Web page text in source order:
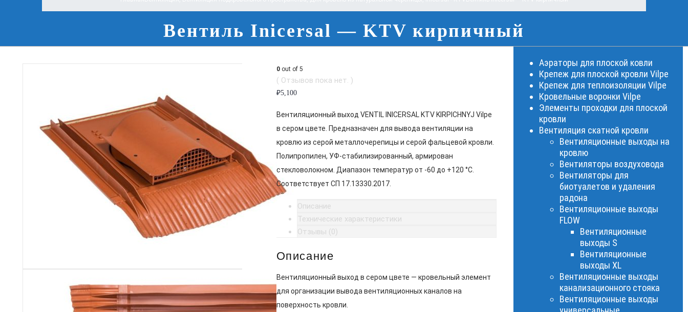
Вентиль Inicersal — KTV кирпичный
0out of 5
( Отзывов пока нет. )
₽5,100
Вентиляционный выход VENTIL INICERSAL KTV KIRPICHNYJ Vilpe
в сером цвете. Предназначен для вывода вентиляции на
кровлю из серой металлочерепицы и серой фальцевой кровли.
Полипропилен, УФ-стабилизированный, армирован
стекловолокном. Диапазон температур от -60 до +120 °C.
Соответствует СП 17.13330.2017.
Описание
Технические характеристики
Отзывы (0)
Описание
Вентиляционный выход в сером цвете — кровельный элемент
для организации вывода вентиляционных каналов на
поверхность кровли.
Аэраторы для плоской ковли
Крепеж для плоской кровли Vilpe
Крепеж для теплоизоляции Vilpe
Кровельные воронки Vilpe
Элементы проходки для плоской
кровли
Вентиляция скатной кровли
Вентиляционные выходы на
кровлю
Вентиляторы воздуховода
Вентиляторы для
биотуалетов и удаления
радона
Вентиляционные выходы
FLOW
Вентиляционные
выходы S
Вентиляционные
выходы XL
Вентиляционные выходы
канализационного стояка
Вентиляционные выходы